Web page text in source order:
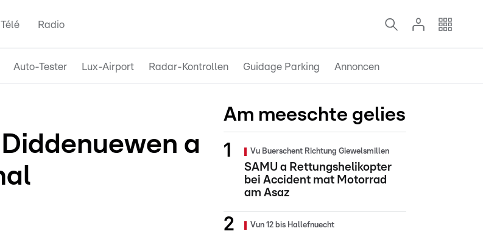
Télé Radio
Auto-Tester Lux-Airport Radar-Kontrollen Guidage Parking Annoncen
a
Am meeschte gelies
Vu Buerschent Richtung Giewelsmillen
SAMU a Rettungshelikopter
bei Accident mat Motorrad
am Asaz
Vun 12 bis Hallefnuecht